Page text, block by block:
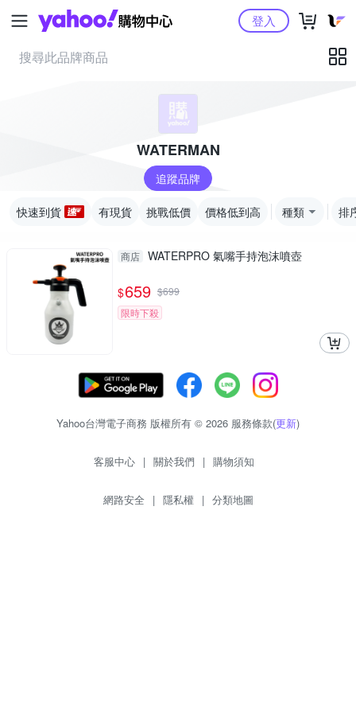
Yahoo購物中心登入
WATERMAN
追蹤品牌
快速到貨 有現貨 挑戰低價 價格低到高 種類 排
商店 WATERPRO 氣嘴手持泡沫噴壺
$659 $699
限時下殺
Yahoo台灣電子商務 版權所有 © 2026 服務條款(更新)
客服中心 | 關於我們 | 購物須知
網路安全 | 隱私權 | 分類地圖